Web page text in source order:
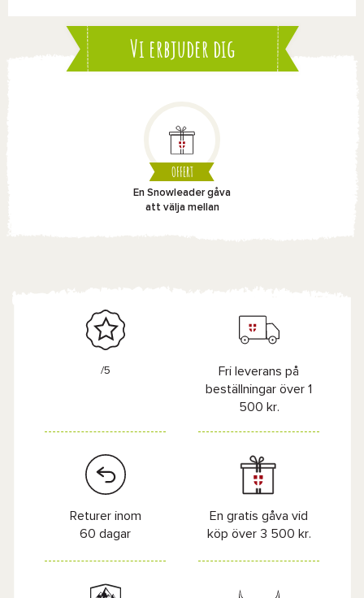
Vi erbjuder dig
OFFERT
En Snowleader gåva
att välja mellan
/5
Fri leverans på
beställningar över 1
500 kr.
Returer inom
60 dagar
En gratis gåva vid
köp över 3 500 kr.